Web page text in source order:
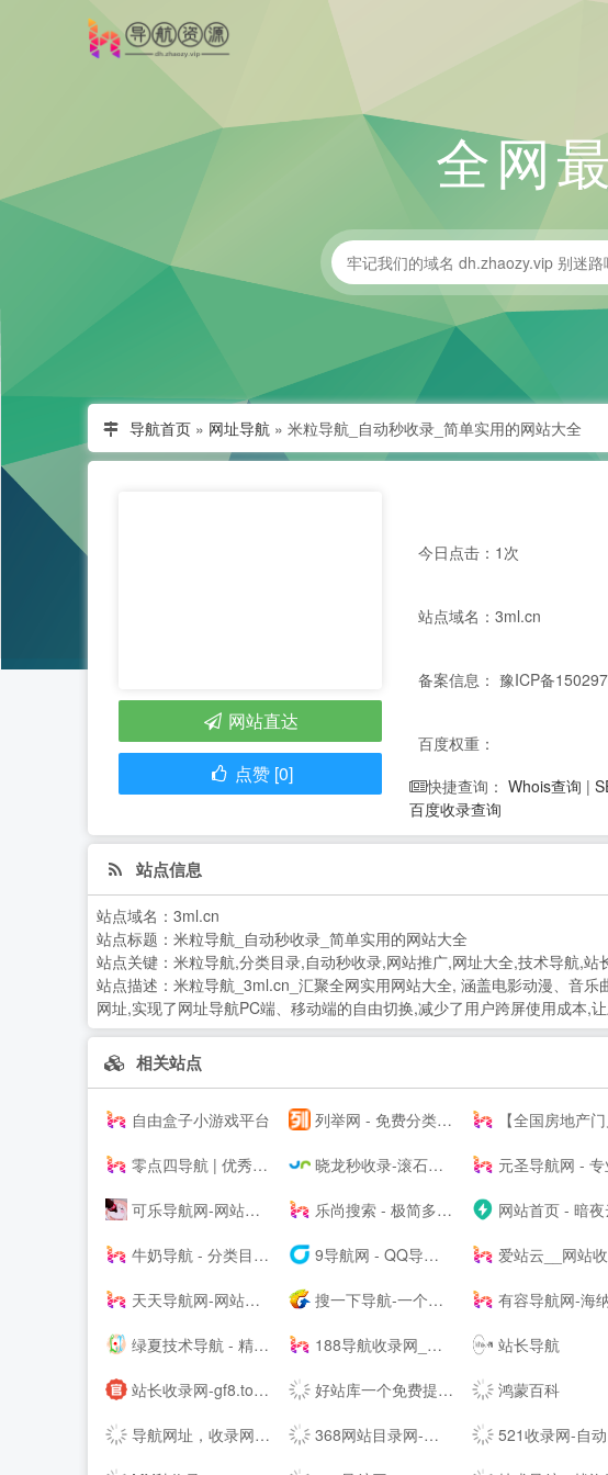
全网
导航首页 » 网址导航 » 米粒导航_自动秒收录_简单实用的网站大全
今日点击：1次
站点域名：3ml.cn
备案信息： 豫ICP备
百度权重：
快捷查询： Whois查询 |
百度收录查询
网站直达
点赞 [0]
站点信息
站点域名： 3ml.cn
站点标题： 米粒导航_自动秒收录_简单实用的网站大全
站点关键： 米粒导航,分类目录,自动秒收录,网站推广,网址大全,技术导航,站
站点描述： 米粒导航_3ml.cn_汇聚全网实用网站大全, 涵盖电影动漫、音
网址,实现了网址导航PC端、移动端的自由切换,减少了用户跨屏使用成本,让
相关站点
自由盒子小游戏平台 列举网 - 免费分类信息发布平台 【全国房地产门户|房地产网】-实播看房抢优惠-全
零点四导航 | 优秀网站聚集地 晓龙秒收录-滚石技术导航-来访自动收录 元圣导航网 - 专业的网址
可乐导航网-网站收录-技术导航 乐尚搜索 - 极简多引擎主页 网站首页 - 暗夜云导航-暗夜云
牛奶导航 - 分类目录导航网_资源网站大全_站长资源分享网 9导航网 - QQ导航资源_SEO优化_原创IT站长9导航网 爱站云__网站收录与提交入口 - 每一个网站背后都有一个故事
天天导航网-网站收录-技术导航 搜一下导航-一个聚合所有网站的主页，并打造最具影响力的站长导航及站长分享推广平台！葫芦导航_大咖技术导航_国际网址导航_网址导航_设计素材导航_小K网_小刀网_吾爱破解_站长导航网、滚石技术导航网、名站网址导航、网址大全、网址之家。 有容导航网-海纳百川，有容乃
绿夏技术导航 - 精选优质技术_资源网址导航 188导航收录网_自动秒收录|技术导航|站长导航|网址导航|免费收录网|自动链接|友情链接网 站长导航
站长收录网-gf8.top-秒收录导航-名站网址导航-网站收录-快速收录-技术导航-SEO导航 好站库一个免费提交网站网址收录好站的分类目录导航大全 鸿蒙百科
导航网址，收录网，导航系统，站长导航,站长网址导航,站长技术导航,站长资源,自动秒收录,技术导航,名站网址,名站导航,免费外链,免费收录网站 368网站目录网-免费发布收录优秀网站_网址分类提交_网站大全导航 521收录网-自动秒收录